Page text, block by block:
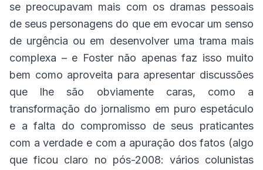
se preocupavam mais com os dramas pessoais
de seus personagens do que em evocar um senso
de urgência ou em desenvolver uma trama mais
complexa – e Foster não apenas faz isso muito
bem como aproveita para apresentar discussões
que lhe são obviamente caras, como a
transformação do jornalismo em puro espetáculo
e a falta do compromisso de seus praticantes
com a verdade e com a apuração dos fatos (algo
que ficou claro no pós-2008: vários colunistas